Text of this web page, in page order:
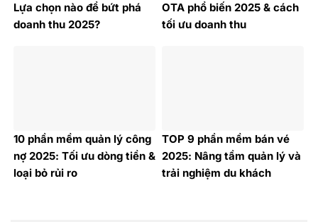
Lựa chọn nào để bứt phá
doanh thu 2025?
OTA phổ biến 2025 & cách
tối ưu doanh thu
10 phần mềm quản lý công
nợ 2025: Tối ưu dòng tiền &
loại bỏ rủi ro
TOP 9 phần mềm bán vé
2025: Nâng tầm quản lý và
trải nghiệm du khách